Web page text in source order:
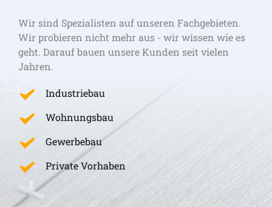
Wir sind Spezialisten auf unseren Fachgebieten.
Wir probieren nicht mehr aus - wir wissen wie es
geht. Darauf bauen unsere Kunden seit vielen
Jahren.
Industriebau
Wohnungsbau
Gewerbebau
Private Vorhaben